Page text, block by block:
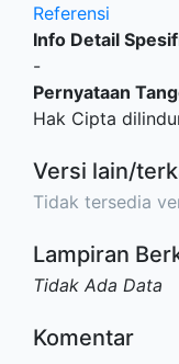
Referensi
Info Detail
-
Pernyataan
Hak Cipta
Versi lain/
Tidak tersedia
Lampiran
Tidak Ada Data
Komentar